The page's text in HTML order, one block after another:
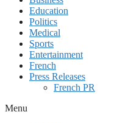
Education
Politics
Medical
Sports
Entertainment
French
Press Releases
French PR
Menu